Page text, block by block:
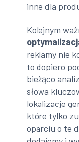
inne dla
Kolejnym
reklamy nie
to dopiero
bieżąco
słowa
lokalizacje
które tylko
oparciu o te